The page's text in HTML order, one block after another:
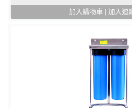
加入購物車| 加入追